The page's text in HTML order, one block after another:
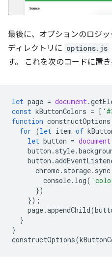
最後に、オプションのロジ
ディレクトリに options.js
す。 これを次のコードに置き
let page = document.
const kButtonColors = [
function constructOptions
for (let item of
let button = document
button . style.
button .
chrome. storage. sync
console. log(
})
});
page.appendChild(
}
}
constructOptions(